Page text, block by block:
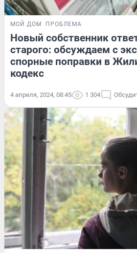
МОЙ ДОМ ПРОБЛЕМА
Новый собственник
старого: обсуждаем с
спорные поправки в
кодекс
4 апреля, 2024, 08:45 1 304